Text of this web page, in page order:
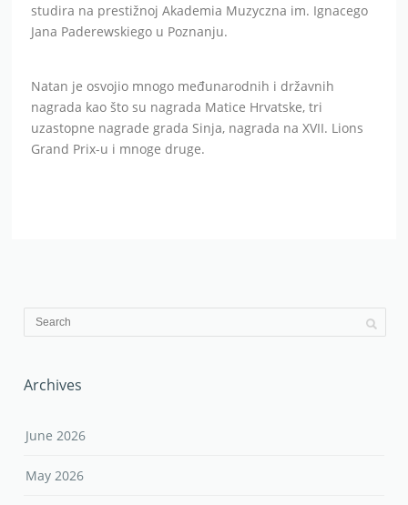
studira na prestižnoj Akademia Muzyczna im. Ignacego
Jana Paderewskiego u Poznanju.
Natan je osvojio mnogo međunarodnih i državnih
nagrada kao što su nagrada Matice Hrvatske, tri
uzastopne nagrade grada Sinja, nagrada na XVII. Lions
Grand Prix-u i mnoge druge.
Archives
June 2026
May 2026